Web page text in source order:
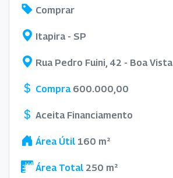
Comprar
Itapira - SP
Rua Pedro Fuini, 42 - Boa Vista
Compra 600.000,00
Aceita Financiamento
Área Útil 160 m²
Área Total 250 m²